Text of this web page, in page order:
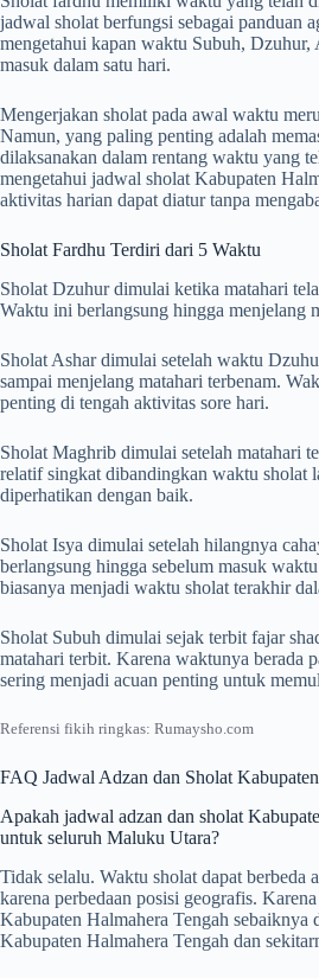
jadwal sholat berfungsi sebagai panduan
mengetahui kapan waktu Subuh, Dzuhur,
masuk dalam satu hari.
Mengerjakan sholat pada awal waktu
Namun, yang paling penting adalah
dilaksanakan dalam rentang waktu yang
mengetahui jadwal sholat Kabupaten
aktivitas harian dapat diatur tanpa
Sholat Fardhu Terdiri dari 5 Waktu
Sholat Dzuhur dimulai ketika matahari
Waktu ini berlangsung hingga menjelang
Sholat Ashar dimulai setelah waktu
sampai menjelang matahari terbenam.
penting di tengah aktivitas sore hari.
Sholat Maghrib dimulai setelah matahari
relatif singkat dibandingkan waktu sholat
diperhatikan dengan baik.
Sholat Isya dimulai setelah hilangnya
berlangsung hingga sebelum masuk
biasanya menjadi waktu sholat terakhir
Sholat Subuh dimulai sejak terbit fajar
matahari terbit. Karena waktunya berada
sering menjadi acuan penting untuk
Referensi fikih ringkas: Rumaysho.com
FAQ Jadwal Adzan dan Sholat
Apakah jadwal adzan dan sholat
untuk seluruh Maluku Utara?
Tidak selalu. Waktu sholat dapat berbeda
karena perbedaan posisi geografis.
Kabupaten Halmahera Tengah
Kabupaten Halmahera Tengah dan